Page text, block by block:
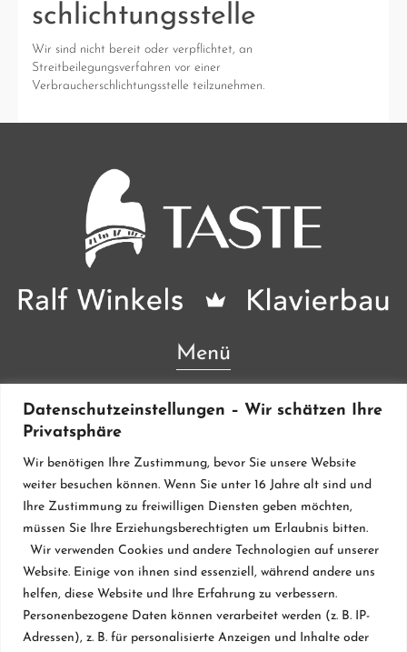
Datenschutzeinstellungen – Wir schätzen Ihre
Privatsphäre
Wir benötigen Ihre Zustimmung, bevor Sie unsere Website
weiter besuchen können. Wenn Sie unter 16 Jahre alt sind und
Ihre Zustimmung zu freiwilligen Diensten geben möchten,
müssen Sie Ihre Erziehungsberechtigten um Erlaubnis bitten.
Wir verwenden Cookies und andere Technologien auf unserer
Website. Einige von ihnen sind essenziell, während andere uns
helfen, diese Website und Ihre Erfahrung zu verbessern.
Personenbezogene Daten können verarbeitet werden (z. B. IP-
Adressen), z. B. für personalisierte Anzeigen und Inhalte oder
schlichtungs­stelle
Wir sind nicht bereit oder verpflichtet, an
Streitbeilegungsverfahren vor einer
Verbraucherschlichtungsstelle teilzunehmen.
Menü
Lieferanten & Material
Werkstatt
Klavierstimmung
Flügel & Pianos
Restaurierung
Vermietung
Klavierbau seit 1984